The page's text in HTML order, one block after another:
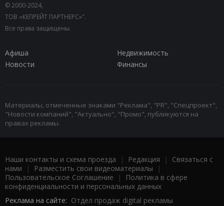
© 2000-2024,
ТОВ «КЕПРЕЙТ ПАРТНЕРС»".
Все права защищены.
Афиша
Недвижимость
Новости
Финансы
Материалы, отмеченные знаками "Реклама", "PR", "Спецпроект",
"Новости компаний", "Актуально", "Промо", публикуются на
правах рекламы.
Наши контакты и схема проезда | Редакция | Связаться с
нами | Разместить свои видеоматериалы |
Пользовательское Соглашение |
Политика в сфере
конфиденциальности и персональных данных
Реклама на сайте: Отдел продаж digital рекламы